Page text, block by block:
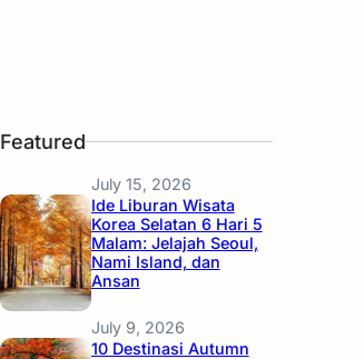
Featured
July 15, 2026
Ide Liburan Wisata
Korea Selatan 6 Hari 5
Malam: Jelajah Seoul,
Nami Island, dan
Ansan
July 9, 2026
10 Destinasi Autumn